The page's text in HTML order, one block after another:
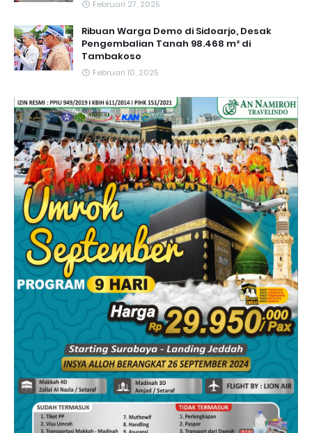
Februari 27, 2025
Ribuan Warga Demo di Sidoarjo, Desak
Pengembalian Tanah 98.468 m² di
Tambakoso
Februari 10, 2025